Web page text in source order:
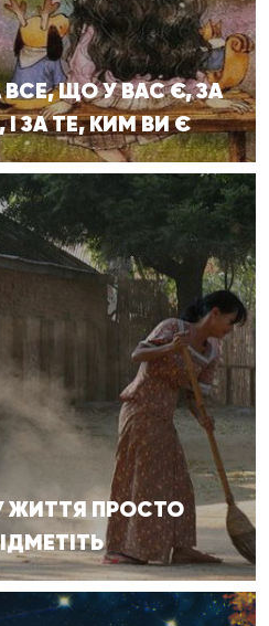
ВСЕ, ЩО У ВАС Є, ЗА
ЗА ТЕ, КИМ ВИ Є
ЖИТТЯ ПРОСТО